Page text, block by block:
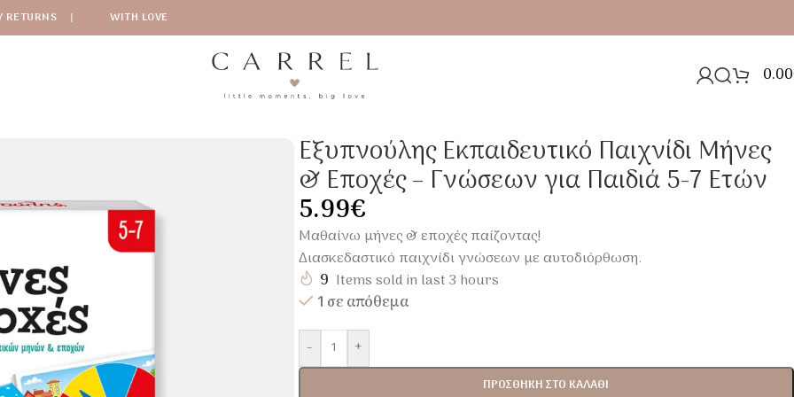
RETURNS | WITH LOVE
0.00
Εξυπνούλης Εκπαιδευτικό Παιχνίδι Μήνες
& Εποχές – Γνώσεων για Παιδιά 5-7 Ετών
5.99€
Μαθαίνω μήνες & εποχές παίζοντας!
Διασκεδαστικό παιχνίδι γνώσεων με αυτοδιόρθωση.
9 Items sold in last 3 hours
1 σε απόθεμα
-
+
ΠΡΟΣΘΉΚΗ ΣΤΟ ΚΑΛΆΘΙ